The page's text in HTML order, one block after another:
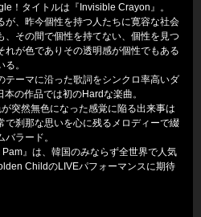
！タイトルは『Invisible Crayon』。
が、昨今個性を持つ人たちに寛容な社会
、その間で個性を持てない、個性を見つ
れが色でありその透明感が個性でもある
。
テーマに沿った歌詞をシンクロ率高いダ
の作品では初のHardな楽曲。
突然無色になった感覚に陥る出来事は
で刹那な思いを心に残るメロディーで綴
ラード。
』は、韓国のみならず全世界で人気
ChildのLIVEパフォーマンスに期待